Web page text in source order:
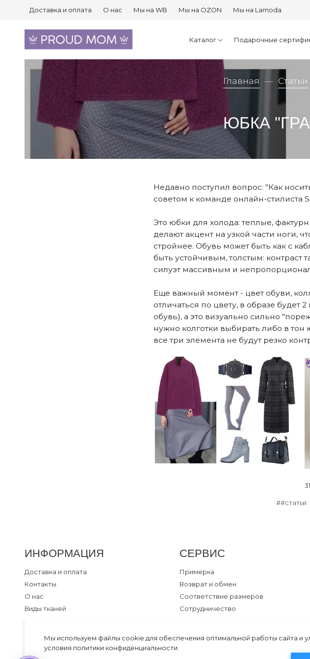
Доставка и оплата О нас Мы на WB Мы на OZON Мы на Lamoda
Каталог Подарочные
Главная Статьи
ЮБКА
Недавно поступил вопрос: "Как
советом к команде онлайн-стилиста
Это юбки для холода: теплые,
делают акцент на узкой части ноги,
стройнее. Обувь может быть как с
быть устойчивым, толстым: контраст
силуэт массивным и
Еще важный момент - цвет обуви,
отличаться по цвету, в образе будет
обувь), а это визуально сильно
нужно колготки выбирать либо в
все три элемента не будут резко
##статья
ИНФОРМАЦИЯ
Доставка и оплата
Контакты
О нас
Виды тканей
Акции и скидки
СЕРВИС
Примерка
Возврат и обмен
Соответствие размеров
Сотрудничество
Мы используем файлы cookie для обеспечения оптимальной работы сайта и
условия политики конфиденциальности